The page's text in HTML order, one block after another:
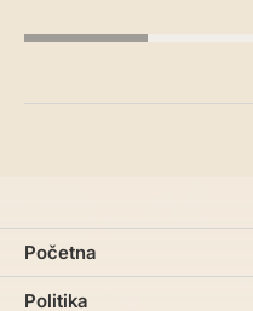
Početna
Politika